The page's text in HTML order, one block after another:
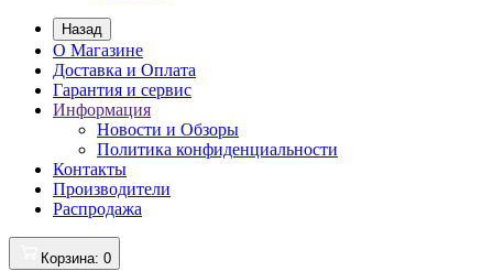
Назад
О Магазине
Доставка и Оплата
Гарантия и сервис
Информация
Новости и Обзоры
Политика конфиденциальности
Контакты
Производители
Распродажа
Корзина: 0